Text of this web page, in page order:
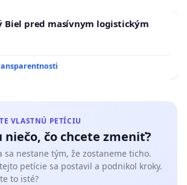
Biel pred masívnym logistickým
VLASTNÚ PETÍCIU
niečo, čo chcete zmeniť?
sa nestane tým, že zostaneme ticho.
petície sa postavil a podnikol kroky.
to isté?